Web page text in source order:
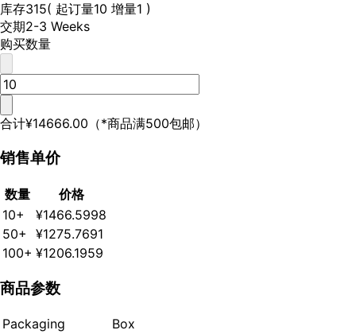
库存315( 起订量10 增量1 )
交期2-3 Weeks
购买数量
合计¥14666.00 （*商品满500包邮）
销售单价
数量
价格
10+
¥1466.5998
50+
¥1275.7691
100+ ¥1206.1959
商品参数
Packaging
Box